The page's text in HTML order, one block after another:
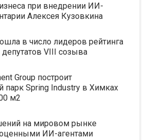
при внедрении ИИ-
Алексея Кузовкина
в число лидеров рейтинга
VIII созыва
Group построит
парк Spring Industry в Химках
м2
на мировом рынке
ИИ-агентами